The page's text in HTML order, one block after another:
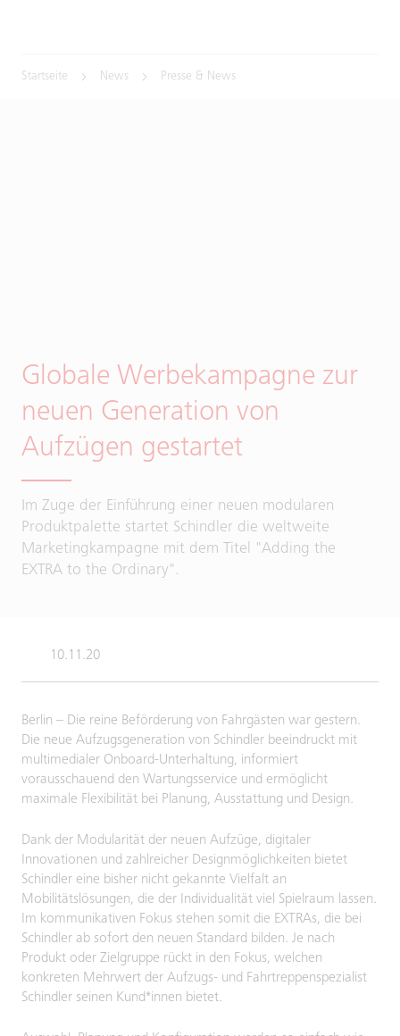
Startseite News Presse & News
Globale Werbekampagne zur
neuen Generation von
Aufzügen gestartet
Im Zuge der Einführung einer neuen modularen
Produktpalette startet Schindler die weltweite
Marketingkampagne mit dem Titel "Adding the
EXTRA to the Ordinary".
10.11.20
Berlin – Die reine Beförderung von Fahrgästen war gestern.
Die neue Aufzugsgeneration von Schindler beeindruckt mit
multimedialer Onboard-Unterhaltung, informiert
vorausschauend den Wartungsservice und ermöglicht
maximale Flexibilität bei Planung, Ausstattung und Design.
Dank der Modularität der neuen Aufzüge, digitaler
Innovationen und zahlreicher Designmöglichkeiten bietet
Schindler eine bisher nicht gekannte Vielfalt an
Mobilitätslösungen, die der Individualität viel Spielraum lassen.
Im kommunikativen Fokus stehen somit die EXTRAs, die bei
Schindler ab sofort den neuen Standard bilden. Je nach
Produkt oder Zielgruppe rückt in den Fokus, welchen
konkreten Mehrwert der Aufzugs- und Fahrtreppenspezialist
Schindler seinen Kund*innen bietet.